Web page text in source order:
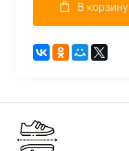
В корзину